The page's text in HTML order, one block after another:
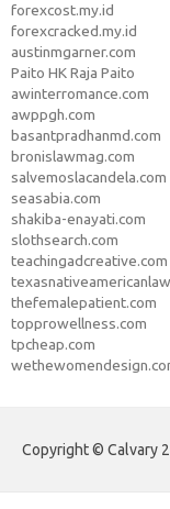
forexcost.my.id
forexcracked.my.id
austinmgarner.com
Paito HK Raja Paito
awinterromance.com
awppgh.com
basantpradhanmd.com
bronislawmag.com
salvemoslacandela.com
seasabia.com
shakiba-enayati.com
slothsearch.com
teachingadcreative.com
thefemalepatient.com
topprowellness.com
tpcheap.com
Copyright © Calvary